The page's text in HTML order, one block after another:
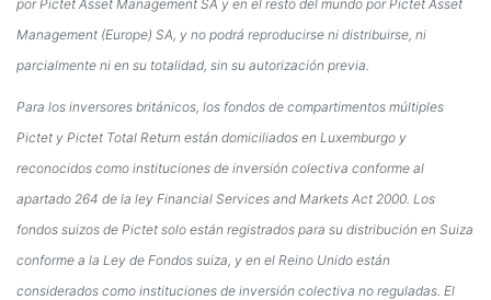
por Pictet Asset Management SA y en el resto del mundo por Pictet Asset
Management (Europe) SA, y no podrá reproducirse ni distribuirse, ni
parcialmente ni en su totalidad, sin su autorización previa.
Para los inversores británicos, los fondos de compartimentos múltiples
Pictet y Pictet Total Return están domiciliados en Luxemburgo y
reconocidos como instituciones de inversión colectiva conforme al
apartado 264 de la ley Financial Services and Markets Act 2000. Los
fondos suizos de Pictet solo están registrados para su distribución en Suiza
conforme a la Ley de Fondos suiza, y en el Reino Unido están
considerados como instituciones de inversión colectiva no reguladas. El